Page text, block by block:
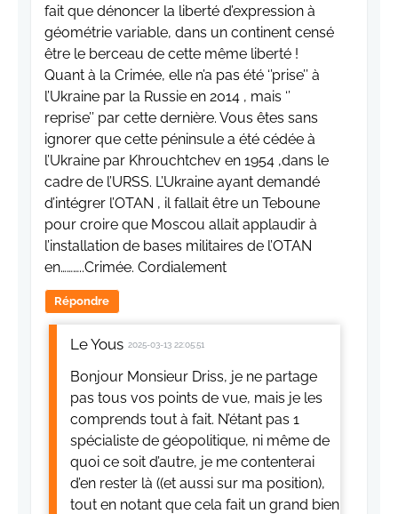
fait que dénoncer la liberté d’expression à
géométrie variable, dans un continent censé
être le berceau de cette même liberté !
Quant à la Crimée, elle n’a pas été ‘’prise’’ à
l’Ukraine par la Russie en 2014 , mais ‘’
reprise’’ par cette dernière. Vous êtes sans
ignorer que cette péninsule a été cédée à
l’Ukraine par Khrouchtchev en 1954 ,dans le
cadre de l’URSS. L’Ukraine ayant demandé
d’intégrer l’OTAN , il fallait être un Teboune
pour croire que Moscou allait applaudir à
l’installation de bases militaires de l’OTAN
en………..Crimée. Cordialement
Répondre
Le Yous 2025-03-13 22:05:51
Bonjour Monsieur Driss, je ne partage
pas tous vos points de vue, mais je les
comprends tout à fait. N’étant pas 1
spécialiste de géopolitique, ni même de
quoi ce soit d’autre, je me contenterai
d’en rester là ((et aussi sur ma position),
tout en notant que cela fait un grand bien